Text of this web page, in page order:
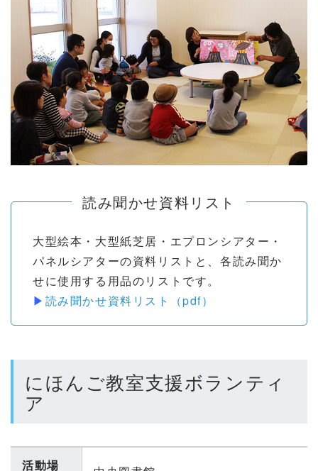
読み聞かせ資料リスト
大型絵本・大型紙芝居・エプロンシアター・
パネルシアターの資料リストと、各読み聞か
せに使用する用品のリストです。
▶ 読み聞かせ資料リスト（pdf）
にほんご教室支援ボランティ
ア
活動場